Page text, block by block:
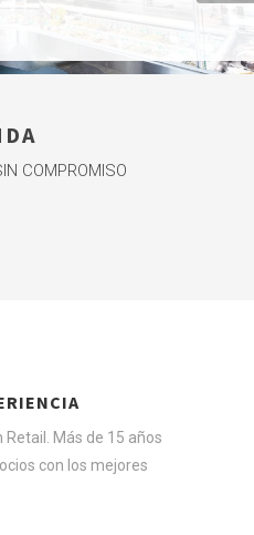
COMPROMISO
Retail. Más de 15 años
con los mejores